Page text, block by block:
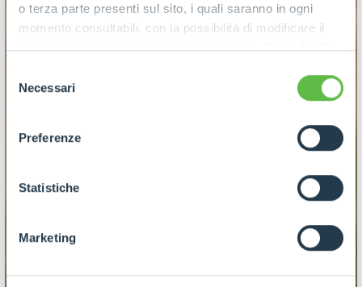
o terza parte presenti sul sito, i quali saranno in ogni
momento consultabili, con la possibilità di modificare il
consenso prestato per ogni singolo cookie. Come fare?
ogni pagina, selezionare "Modifichi il suo consenso" e
dell'informativa completa nel footer presente in ogni
pagina. Per esercitare i diritti riconosciuti all'interessato ai
GDPR abbiamo predisposto una
apposita procedura.
delNecessari
Preferenze
Statistiche
Marketing